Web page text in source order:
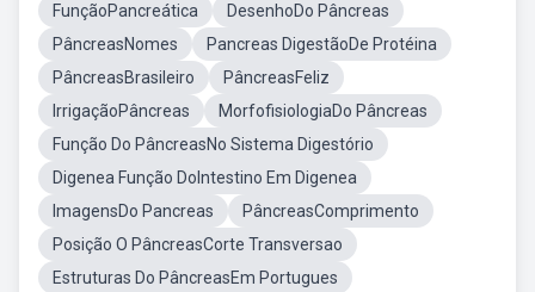
FunçãoPancreática
DesenhoDo Pâncreas
PâncreasNomes
Pancreas DigestãoDe Protéina
PâncreasBrasileiro
PâncreasFeliz
IrrigaçãoPâncreas
MorfofisiologiaDo Pâncreas
Função Do PâncreasNo Sistema Digestório
Digenea Função DoIntestino Em Digenea
ImagensDo Pancreas
PâncreasComprimento
Posição O PâncreasCorte Transversao
Estruturas Do PâncreasEm Portugues